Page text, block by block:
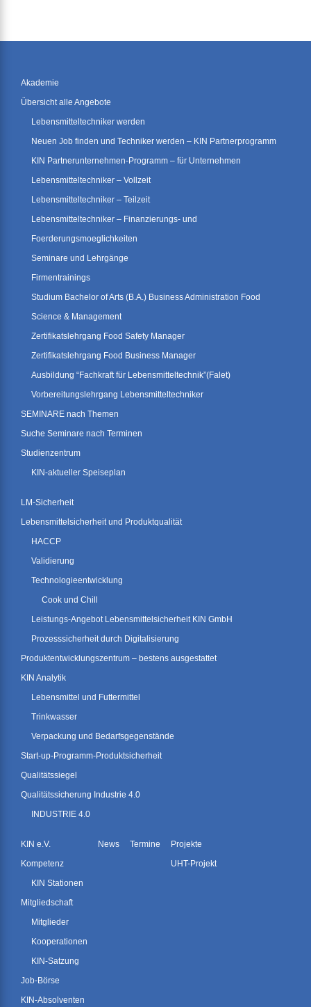
Akademie
Übersicht alle Angebote
Lebensmitteltechniker werden
Neuen Job finden und Techniker werden – KIN Partnerprogramm
KIN Partnerunternehmen-Programm – für Unternehmen
Lebensmitteltechniker – Vollzeit
Lebensmitteltechniker – Teilzeit
Lebensmitteltechniker – Finanzierungs- und
Foerderungsmoeglichkeiten
Seminare und Lehrgänge
Firmentrainings
Studium Bachelor of Arts (B.A.) Business Administration Food
Science & Management
Zertifikatslehrgang Food Safety Manager
Zertifikatslehrgang Food Business Manager
Ausbildung “Fachkraft für Lebensmitteltechnik”(Falet)
Vorbereitungslehrgang Lebensmitteltechniker
SEMINARE nach Themen
Suche Seminare nach Terminen
Studienzentrum
KIN-aktueller Speiseplan
LM-Sicherheit
Lebensmittelsicherheit und Produktqualität
HACCP
Validierung
Technologieentwicklung
Cook und Chill
Leistungs-Angebot Lebensmittelsicherheit KIN GmbH
Prozesssicherheit durch Digitalisierung
Produktentwicklungszentrum – bestens ausgestattet
KIN Analytik
Lebensmittel und Futtermittel
Trinkwasser
Verpackung und Bedarfsgegenstände
Start-up-Programm-Produktsicherheit
Qualitätssiegel
Qualitätssicherung Industrie 4.0
INDUSTRIE 4.0
KIN e.V.
Kompetenz
KIN Stationen
Mitgliedschaft
Mitglieder
Kooperationen
KIN-Satzung
Job-Börse
KIN-Absolventen
News Termine
Projekte
UHT-Projekt